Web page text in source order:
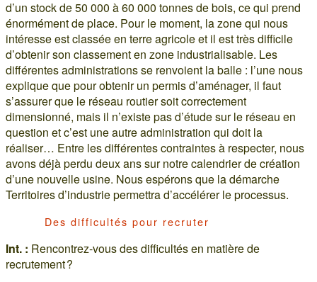
d’un stock de 50 000 à 60 000 tonnes de bois, ce qui prend
énormément de place. Pour le moment, la zone qui nous
intéresse est classée en terre agricole et il est très difficile
d’obtenir son classement en zone industrialisable. Les
différentes administrations se renvoient la balle : l’une nous
explique que pour obtenir un permis d’aménager, il faut
s’assurer que le réseau routier soit correctement
dimensionné, mais il n’existe pas d’étude sur le réseau en
question et c’est une autre administration qui doit la
réaliser… Entre les différentes contraintes à respecter, nous
avons déjà perdu deux ans sur notre calendrier de création
d’une nouvelle usine. Nous espérons que la démarche
Territoires d’industrie permettra d’accélérer le processus.
Des difficultés pour recruter
Int. : Rencontrez-vous des difficultés en matière de
recrutement ?